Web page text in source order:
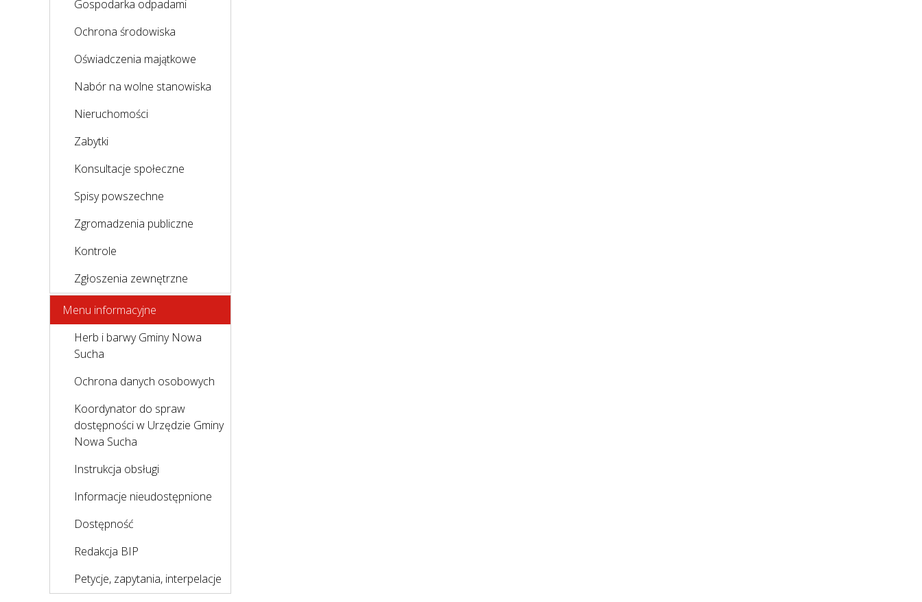
Gospodarka odpadami
Ochrona środowiska
Oświadczenia majątkowe
Nabór na wolne stanowiska
Nieruchomości
Zabytki
Konsultacje społeczne
Spisy powszechne
Zgromadzenia publiczne
Kontrole
Zgłoszenia zewnętrzne
Menu informacyjne
Herb i barwy Gminy Nowa
Sucha
Ochrona danych osobowych
Koordynator do spraw
dostępności w Urzędzie Gminy
Nowa Sucha
Instrukcja obsługi
Informacje nieudostępnione
Dostępność
Redakcja BIP
Petycje, zapytania, interpelacje